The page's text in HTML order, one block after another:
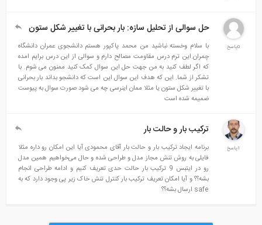
حل سوالی از تحلیل سازه: بار بحرانی با تغییر شکل ستون
با سلام وخسته نباشید من محمد پاکپور هستم دانشجوی عمران دانشگاه
چمران.این ترم درس مقاومت مصالح دارم و سوالی از این درس برایم امده
که اگر لطف کنید به من جهت حل این سوال کمک کنید ممنون می شوم. با
تشکر از شما. این که هدف این سوال این است که دانشجو بداند بار بحرانی
با تغییر شکل ستون یا مثلا ممان اینرسی چه می شود صورت سوال به پیوست
ضمیمه شده است
ترکیب بار و حالت بار
برنامه ایجاد ترکیب بار و حالت بار آقای محمودی آیا این امکان رو داره مثلا
فایلی به روش تنش مجاز مدل و طراحی شده و حال می‌خواهیم همین مدل
رو در ایتبس 9 ترکیب بار حالت حدی تعریف کنیم و ادامه طراحی انجام
بشه؟؟ و آیا امکان تعریف ترکیب بار کنترل تنش خاک زیر پی وجود دارد که به
safe ارسال بشه؟؟